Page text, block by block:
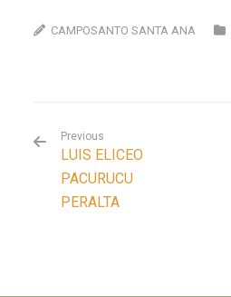
CAMPOSANTO SANTA ANA
Previous
LUIS ELICEO
PACURUCU
PERALTA